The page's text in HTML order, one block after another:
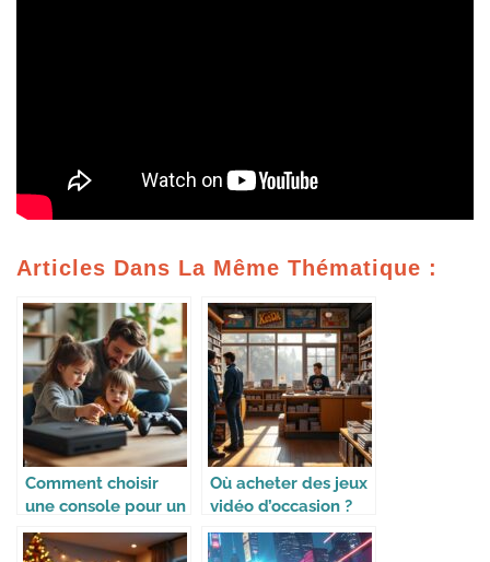
Articles Dans La Même Thématique :
Comment choisir
une console pour un
enfant ?
Où acheter des jeux
vidéo d’occasion ?